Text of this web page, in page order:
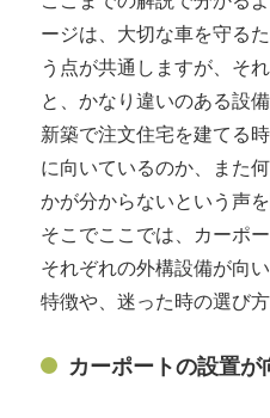
ージは、大切な車を守る
う点が共通しますが、そ
と、かなり違いのある設
新築で注文住宅を建てる
に向いているのか、また
かが分からないという声
そこでここでは、カーポ
それぞれの外構設備が向
特徴や、迷った時の選び
カーポートの設置